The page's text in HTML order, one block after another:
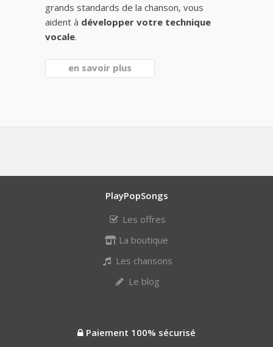
grands standards de la chanson, vous
aident à développer votre technique
vocale.
en savoir plus
PlayPopSongs
Les offres
La boutique
Les chansons
Le blog
Paiement 100% sécurisé